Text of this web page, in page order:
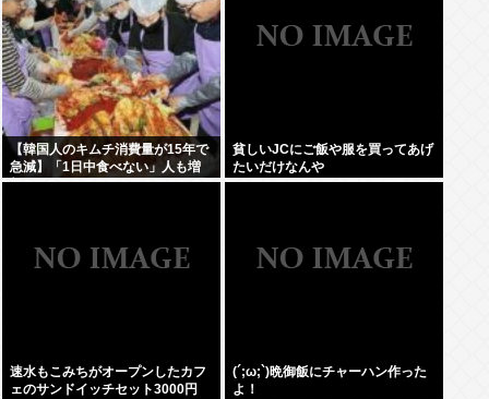
【韓国人のキムチ消費量が15年で
急減】「1日中食べない」人も増
加
貧しいJCにご飯や服を買ってあげ
たいだけなんや
速水もこみちがオープンしたカフ
ェのサンドイッチセット3000円
(´;ω;`)晩御飯にチャーハン作った
よ！